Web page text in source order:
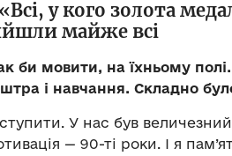
у кого золота
майже всі
би мовити, на їхньому полі.
і навчання. Складно
У нас був величезний
— 90-ті роки. І я